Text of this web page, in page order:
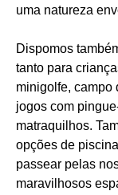
uma natureza
Dispomos
tanto para
minigolfe, campo
jogos com
matraquilhos.
opções de
passear pelas
maravilhosos